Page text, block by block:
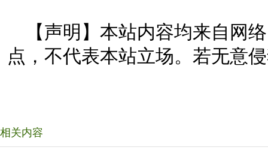
【声明】本站内容均来自网
点，不代表本站立场。若无意
相关内容